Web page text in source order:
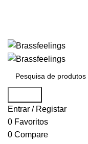
Entrar / Registar
0 Favoritos
0 Compare